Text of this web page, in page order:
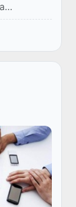
выявлять